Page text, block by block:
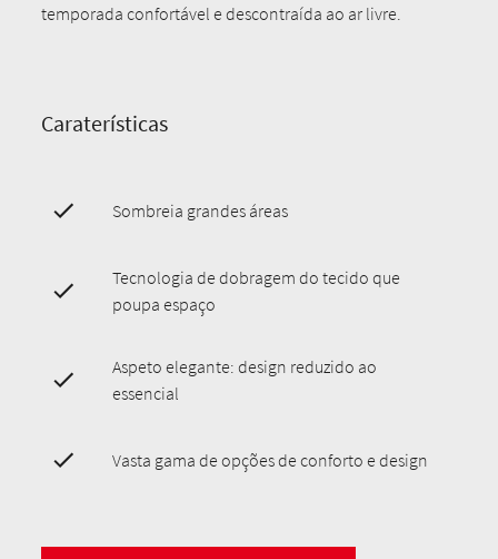
temporada confortável e descontraída ao ar livre.
Caraterísticas
Sombreia grandes áreas
Tecnologia de dobragem do tecido que
poupa espaço
Aspeto elegante: design reduzido ao
essencial
Vasta gama de opções de conforto e design